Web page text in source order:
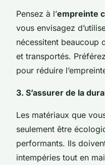
Pensez à l’empreinte
vous envisagez
nécessitent beaucoup
et transportés.
pour réduire
3. S’assurer de la
Les matériaux que
seulement être
performants. Ils
intempéries tout en